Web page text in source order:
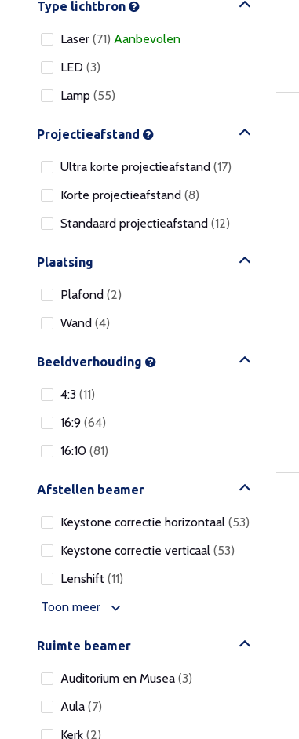
Type lichtbron
Laser (71) Aanbevolen
LED (3)
Lamp (55)
Projectieafstand
Ultra korte projectieafstand (17)
Korte projectieafstand (8)
Standaard projectieafstand (12)
Plaatsing
Plafond (2)
Wand (4)
Beeldverhouding
4:3 (11)
16:9 (64)
16:10 (81)
Afstellen beamer
Keystone correctie horizontaal (53)
Keystone correctie verticaal (53)
Lenshift (11)
Toon meer
Ruimte beamer
Auditorium en Musea (3)
Aula (7)
Kerk (2)